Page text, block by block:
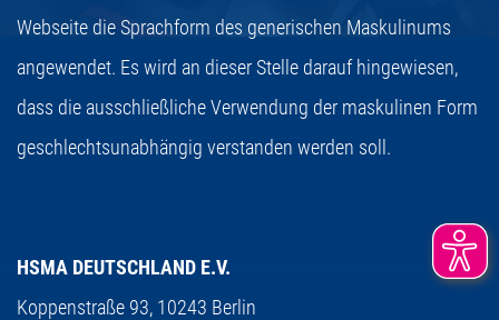
Webseite die Sprachform des generischen Maskulinums
angewendet. Es wird an dieser Stelle darauf hingewiesen,
dass die ausschließliche Verwendung der maskulinen Form
geschlechtsunabhängig verstanden werden soll.
HSMA DEUTSCHLAND E.V.
Koppenstraße 93, 10243 Berlin